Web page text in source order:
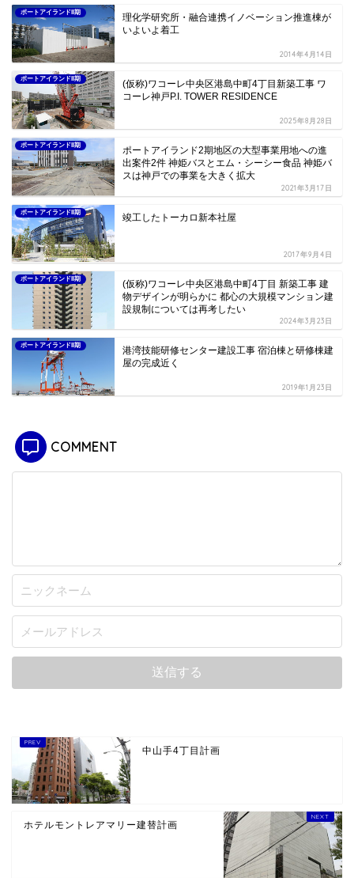
ポートアイランドII期
理化学研究所・融合連携イノベーション推進棟が
いよいよ着工
2014年4月14日
ポートアイランドII期
(仮称)ワコーレ中央区港島中町4丁目新築工事 ワ
コーレ神戸P.I. TOWER RESIDENCE
2025年8月28日
ポートアイランドII期
ポートアイランド2期地区の大型事業用地への進
出案件2件 神姫バスとエム・シーシー食品 神姫バ
スは神戸での事業を大きく拡大
2021年3月17日
ポートアイランドII期 竣工したトーカロ新本社屋
2017年9月4日
ポートアイランドII期
(仮称)ワコーレ中央区港島中町4丁目 新築工事 建
物デザインが明らかに 都心の大規模マンション建
設規制については再考したい
2024年3月23日
ポートアイランドII期
港湾技能研修センター建設工事 宿泊棟と研修棟建
屋の完成近く
2019年1月23日
COMMENT
中山手4丁目計画
ホテルモントレアマリー建替計画